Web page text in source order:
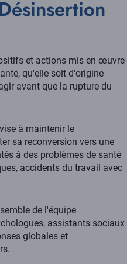
et actions mis en œuvre
qu'elle soit d'origine
avant que la rupture du
à maintenir le
sa reconversion vers une
à des problèmes de santé
accidents du travail avec
de l'équipe
assistants sociaux
globales et